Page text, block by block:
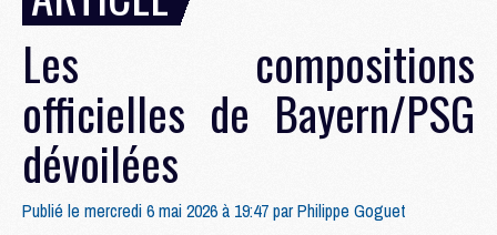
Les compositions
officielles de Bayern/PSG
dévoilées
Publié le mercredi 6 mai 2026 à 19:47 parPhilippe Goguet